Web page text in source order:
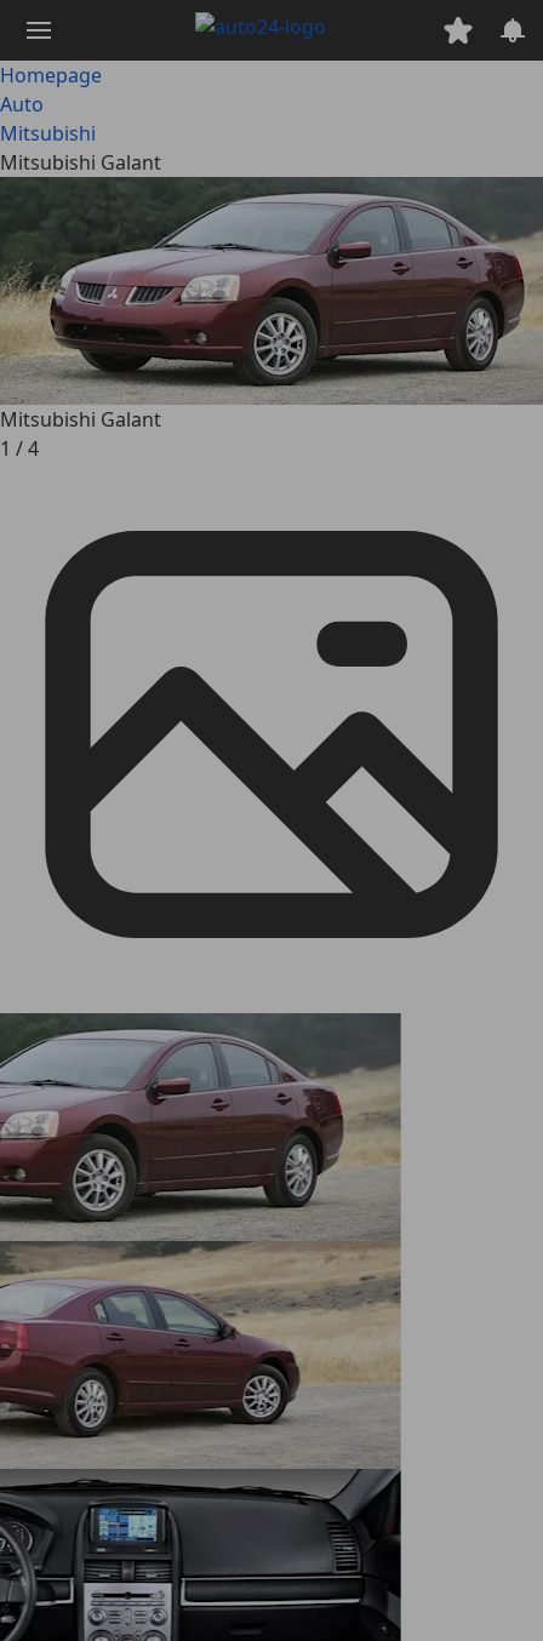
naar
hoofdinhoud
Homepage
Auto
Mitsubishi
Mitsubishi Galant
Mitsubishi Galant
1 /4